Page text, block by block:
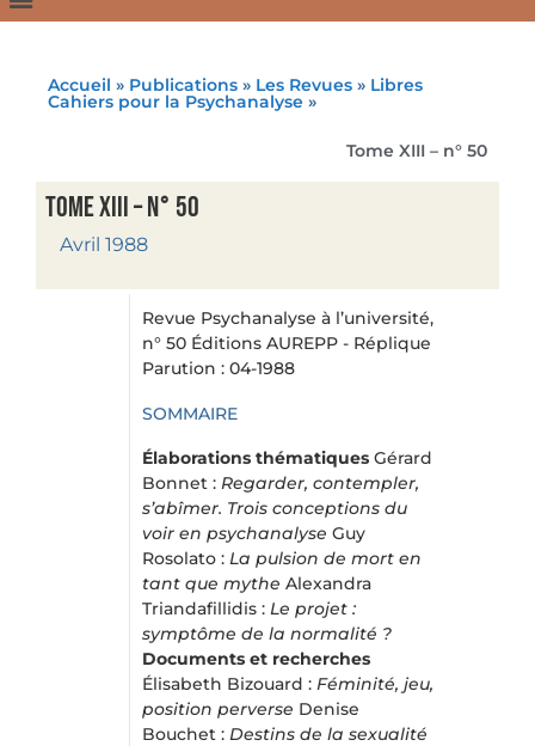
Accueil » Publications » Les Revues » Libres
Cahiers pour la Psychanalyse »
Tome XIII – n° 50
Tome XIII – n° 50
Avril 1988
Revue Psychanalyse à l’université,
n° 50 Éditions AUREPP - Réplique
Parution : 04-1988
SOMMAIRE
Élaborations thématiques Gérard
Bonnet : Regarder, contempler,
s’abîmer. Trois conceptions du
voir en psychanalyse Guy
Rosolato : La pulsion de mort en
tant que mythe Alexandra
Triandafillidis : Le projet :
symptôme de la normalité ?
Documents et recherches
Élisabeth Bizouard : Féminité, jeu,
position perverse Denise
Bouchet : Destins de la sexualité